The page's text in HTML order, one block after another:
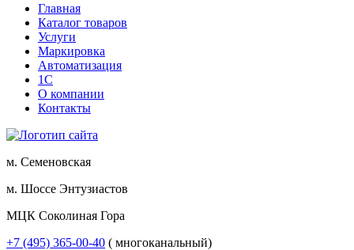
Главная
Каталог товаров
Услуги
Маркировка
Автоматизация
1С
О компании
Контакты
м. Семеновская
м. Шоссе Энтузиастов
МЦК Соколиная Гора
+7 (495) 365-00-40 ( многоканальный)